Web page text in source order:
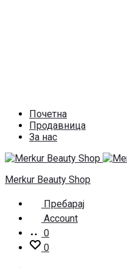
Почетна
Продавница
За нас
Merkur Beauty Shop
Пребарај
Account
0
0